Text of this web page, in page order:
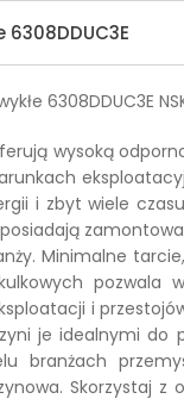
6308DDUC3E
6308DDUC3E
wysoką
i zbyt wiele
Minimalne
pozwala
i
je idealnymi do
branżach
Skorzystaj